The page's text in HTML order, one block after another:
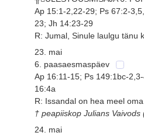
Ap 15:1-2,22-29; Ps 67:2-
23; Jh 14:23-29
R: Jumal, Sinule laulgu tänu
23. mai
6. paasaesmaspäev
Ap 16:11-15; Ps 149:1bc-
16:4a
R: Issandal on hea meel oma
† peapiiskop Julians Vaivods
24. mai